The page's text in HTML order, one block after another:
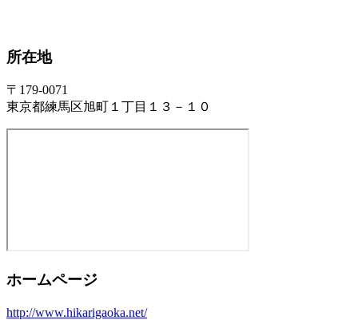
所在地
〒179-0071
東京都練馬区旭町１丁目１３－１０
ホームページ
http://www.hikarigaoka.net/